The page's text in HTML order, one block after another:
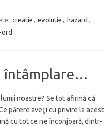
creatie evolutie hazard
întâmplare…
noastre? Se tot afirmă că
părere aveţi cu privire la acest
cu tot ce ne înconjoară, dintr-